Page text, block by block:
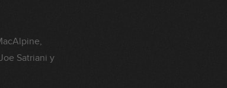
Satriani y